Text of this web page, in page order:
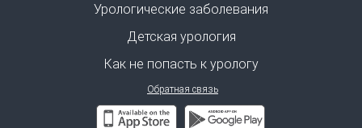
Урологические заболевания
Детская урология
Как не попасть к урологу
Обратная связь